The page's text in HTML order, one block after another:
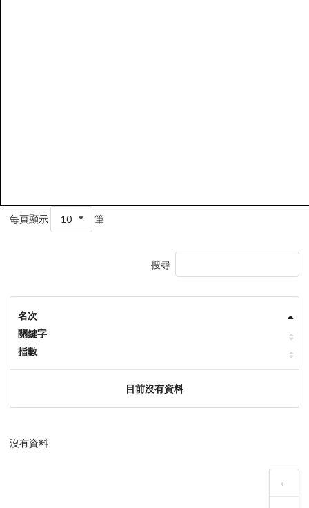
每頁顯示 10 筆
搜尋
名次
關鍵字
指數
目前沒有資料
沒有資料
‹